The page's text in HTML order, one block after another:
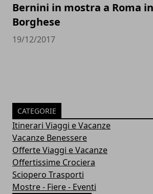
Bernini in mostra a Roma
Borghese
19/12/2017
CATEGORIE
Itinerari Viaggi e Vacanze
Vacanze Benessere
Offerte Viaggi e Vacanze
Offertissime Crociera
Sciopero Trasporti
Mostre - Fiere - Eventi